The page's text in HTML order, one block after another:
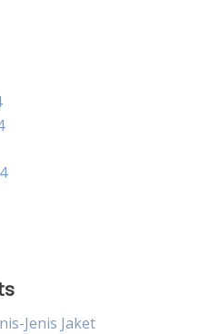
Jenis Jaket